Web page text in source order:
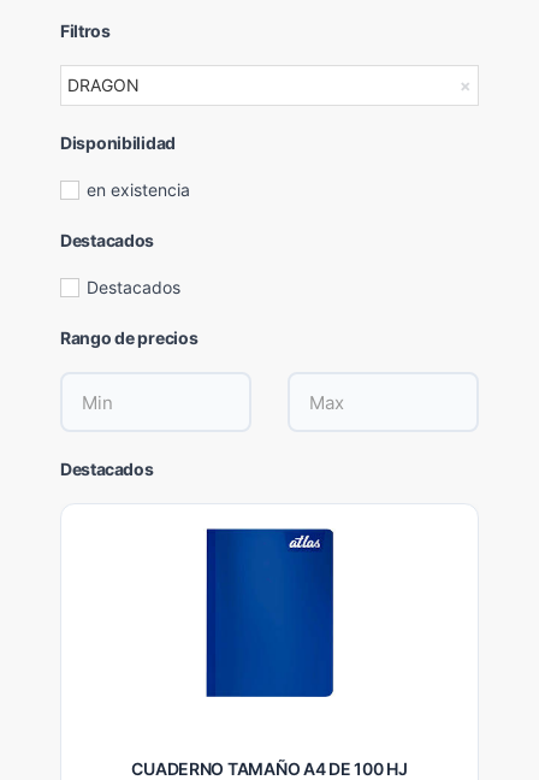
Filtros
×
DRAGON
Disponibilidad
en existencia
Destacados
Destacados
Rango de precios
Destacados
CUADERNO TAMAÑO A4 DE 100 HJ